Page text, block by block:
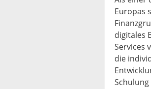
Europas
digitales
Services
die